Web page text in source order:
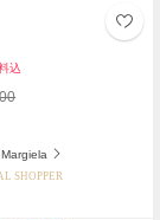
込
SHOPPER